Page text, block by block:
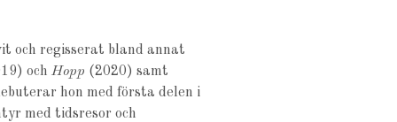
och regisserat bland annat
och Hopp (2020) samt
hon med första delen i
med tidsresor och